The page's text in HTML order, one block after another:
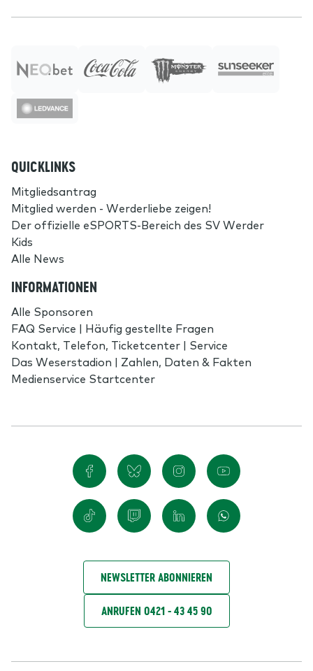
QUICKLINKS
Mitgliedsantrag
Mitglied werden - Werderliebe zeigen!
Der offizielle eSPORTS-Bereich des SV Werder
Kids
Alle News
INFORMATIONEN
Alle Sponsoren
FAQ Service | Häufig gestellte Fragen
Kontakt, Telefon, Ticketcenter | Service
Das Weserstadion | Zahlen, Daten & Fakten
Medienservice Startcenter
NEWSLETTER ABONNIEREN
ANRUFEN 0421 - 43 45 90